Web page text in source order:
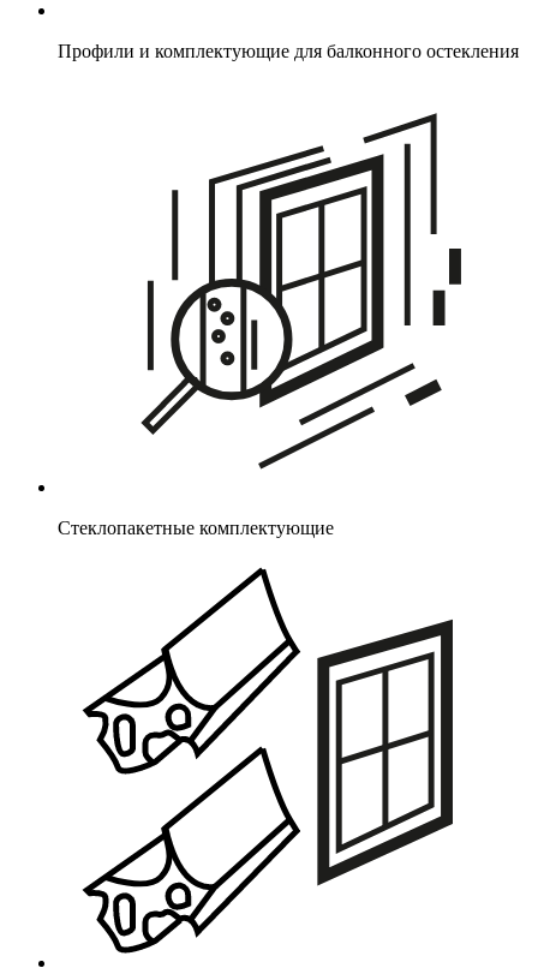
Профили и комплектующие для балконного остекления
Стеклопакетные комплектующие